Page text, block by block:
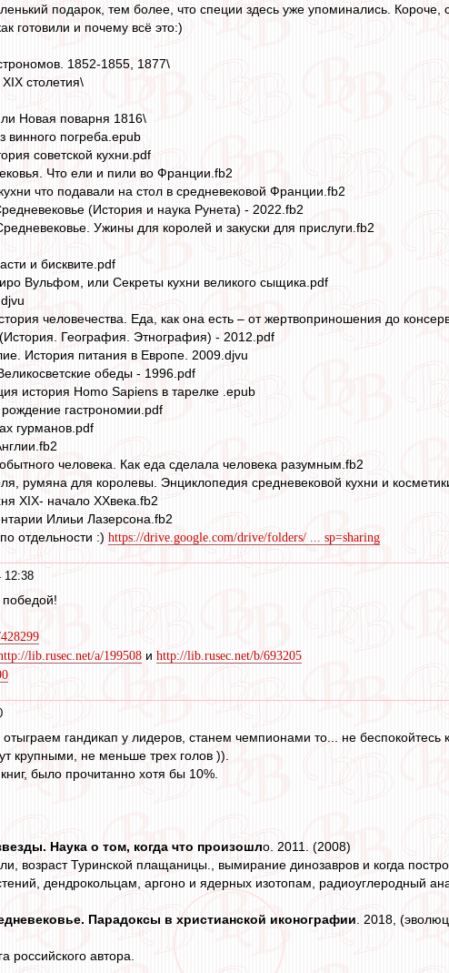
подарок, тем более, что специи здесь уже упоминались. Короче,
готовили и почему всё это:)
1852-1855, 1877\
столетия\
Новая поварня 1816\
винного погреба.epub
советской кухни.pdf
Что ели и пили во Франции.fb2
что подавали на стол в средневековой Франции.fb2
(История и наука Рунета) - 2022.fb2
Ужины для королей и закуски для прислуги.fb2
и бисквите.pdf
Вульфом, или Секреты кухни великого сыщика.pdf
человечества. Еда, как она есть – от жертвоприношения до
География. Этнография) - 2012.pdf
История питания в Европе. 2009.djvu
обеды - 1996.pdf
история Homo Sapiens в тарелке .epub
гастрономии.pdf
гурманов.pdf
человека. Как еда сделала человека разумным.fb2
румяна для королевы. Энциклопедия средневековой кухни и
XIX- начало XXвека.fb2
Илиьи Лазерсона.fb2
отдельности :) https://drive.google.com/drive/folders/ ... sp=sharing
12:38
победой!
lib.rusec.net/a/199508 и http://lib.rusec.net/b/693205
гандикап у лидеров, станем чемпионами то... не беспокойтесь
крупными, не меньше трех голов )).
было прочитанно хотя бы 10%.
Наука о том, когда что произошло. 2011. (2008)
возраст Туринской плащаницы., вымирание динозавров и когда
дендрокольцам, аргоно и ядерных изотопам, радиоуглеродный
Парадоксы в христианской иконографии . 2018,
российского автора.